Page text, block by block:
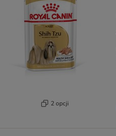
2 opcji